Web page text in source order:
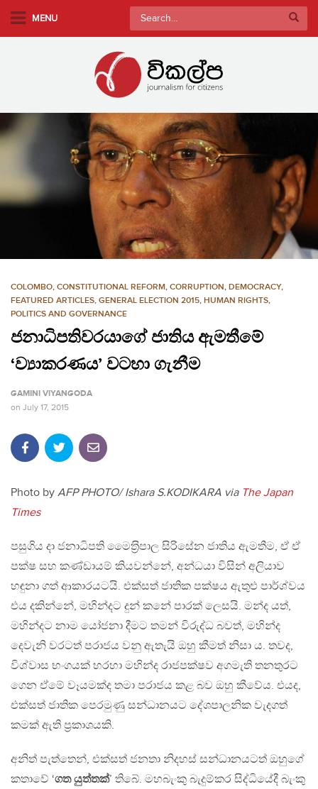
m
a
o
e
MENU
Search
for:
COLOMBO, CONSTITUTIONAL REFORM, CORRUPTION, DEMOCRACY,
FEATURED ARTICLES, GENERAL ELECTION 2015, HUMAN RIGHTS,
POLITICS AND GOVERNANCE
ජනාධිපතිවරයාගේ ජාතිය ඇමතීමේ
‘ව්‍යාකරණය’ වටහා ගැනීම
GAMINI VIYANGODA
on July 17, 2015
Photo by AFP PHOTO/ Ishara S.KODIKARA via The Japan
Times
පසුගිය දා ජනාධිපති මෛත‍්‍රිපාල සිරිසේන ජාතිය ඇමතීම, ඒ ඒ
පක්ෂ සහ කණ්ඩායම් කියවන්නේ, අන්ධයා විසින් අලියාව
හඳුනා ගත් ආකාරයටයි. එක්සත් ජාතික පක්ෂය ඇතුළු පාර්ශ්වය
එය දකින්නේ, මහින්දට දුන් කනේ පාරක් ලෙසයි. මන්ද යත්,
මහින්දට නාම යෝජනා දීමට තමන් විරුද්ධ බවත්, මහින්ද
දෙවැනි වරටත් පරාජය වනු ඇතැයි ඔහු කීමත් නිසා ය. තවද,
විශ්වාස භංගයක් හරහා මහින්ද රාජපක්ෂව අගමැති තනතුරට
ගෙන ඒමේ වෑයමක්ද තමා පරාජය කළ බව ඔහු කීවේය. එයද,
එක්සත් ජාතික පෙරමුණු සන්ධානයට දේශපාලනික වැදගත්
කමක් ඇති ප‍්‍රකාශයකි.
අනිත් පැත්තෙන්, එක්සත් ජනතා නිදහස් සන්ධානයටත් ඔහුගේ
කතාවේ ‘ගත යුත්තක්’ තිබේ. මහබැංකු බැදුම්කර සිද්ධියේදී බැංකු